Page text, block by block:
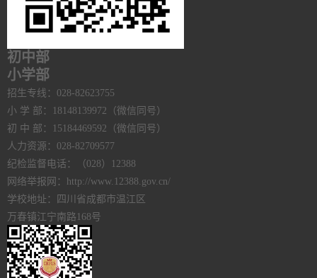
初中部
小学部
招生专线：028-82623755
小 学 部：18148139972（微信同号）
初 中 部：15184469592（微信同号）
人力资源：028-82709577
纪检监督电话：（028）12388
网络举报网：http://www.12388.gov.cn/
学校地址：四川省成都市温江区
万春镇江宁南路168号